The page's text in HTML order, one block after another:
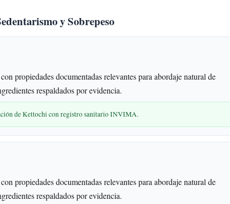
y Sobrepeso
propiedades documentadas relevantes para abordaje natural de
respaldados por evidencia.
de Kettochi con registro sanitario INVIMA.
propiedades documentadas relevantes para abordaje natural de
respaldados por evidencia.